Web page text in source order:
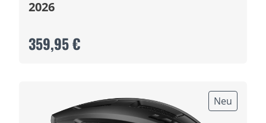
2026
359,95 €
Neu